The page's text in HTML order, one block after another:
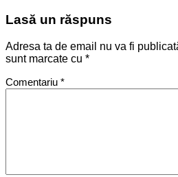
Lasă un răspuns
Adresa ta de email nu va fi
sunt marcate cu *
Comentariu *